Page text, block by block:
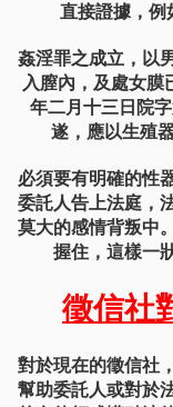
直接證據，例
姦淫罪之成立，以
入膣內，及處女膜
年二月十三日院
遂，應以生殖
必須要有明確的性
委託人告上法庭，
莫大的感情背叛中
握住，這樣一
徵信社
對於現在的徵信社
幫助委託人或對於